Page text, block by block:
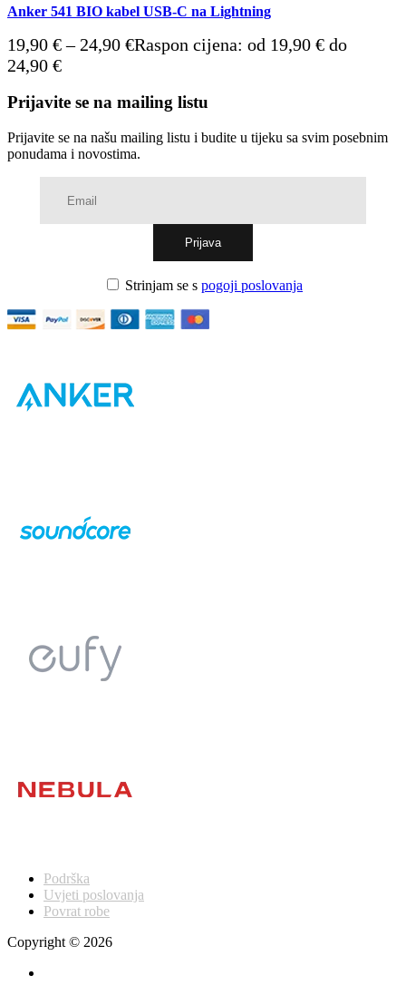
Anker 541 BIO kabel USB-C na Lightning
19,90 € – 24,90 €Raspon cijena: od 19,90 € do
24,90 €
Prijavite se na mailing listu
Prijavite se na našu mailing listu i budite u tijeku sa svim posebnim
ponudama i novostima.
Strinjam se s pogoji poslovanja
Podrška
Uvjeti poslovanja
Povrat robe
Copyright © 2026